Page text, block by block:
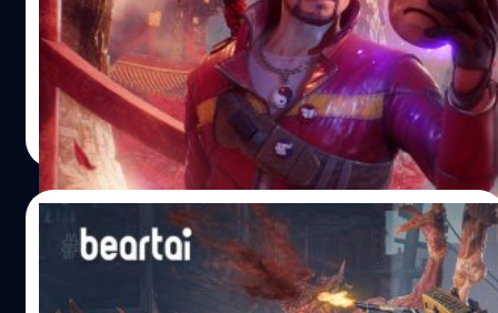
อาวุธ และเครื่องมือต่าง ๆดำดิ่งสู่เรื่องราวสุดลึกล้ำในโหมด
เนื้อเรื่องและหาทางกอบกู้อเมริกา! 'Evil West' จะวางจำหน่าย
บนแพลตฟอร์ม PlayStation 5, Xbox Series, PlayStation
4, Xbox One, และ PC ผ่าน Steam ในปี 2022 อ้างอิง พิสูจน์
อักษร : สุชยา เกษจำรัส
Hog ได้ประกาศเลื่อนวางจำหน่ายเกม Shadow Warrior 3
ออกไปเป็นปี 2022 จากเดิมมีแผนจะวางจำหน่ายในปี 2021
โดยจะลงแพลตฟอร์ม PlayStation 4, Xbox One และ PC
(Steam) Shadow Warrior 3 เป็นเกมแนวแอ็กชัน ผจญภัย มุม
มองบุคคลที่ 1 ที่มีการผสมผสานระหว่างการยิงปืน, การต่อสู้
ระยะประชิด และการวิ่งแบบ Free Running ซึ่งจะเล่าเรื่องราว
ของ โล แวง (Lo Wang) ที่ต้องร่วมมือกับอดีตหัวหน้า โอโรจิ ซิ
ลลา (Orochi Zilla) เพื่อต่อสู้กับเหล่าปีศาจและตามหามังกร
โบราณ อ้างอิง พิสูจน์อักษร : สุชยา เกษจำรัส
ศุภกร ประเสริฐศิลป์| 1744 days ago
Read More
12/12/2020
Focus Home Interactive เปิดตัวเกม
คาวบอยล่าแวมไพร์ Evil West